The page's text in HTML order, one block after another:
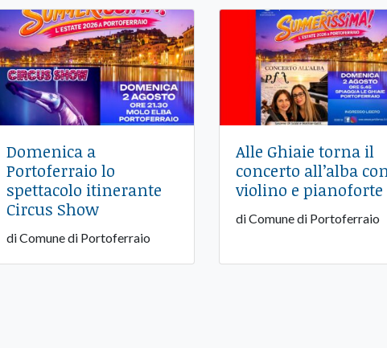
Domenica a
Portoferraio lo
spettacolo itinerante
Circus Show
di Comune di Portoferraio
Alle Ghiaie torna il
concerto all’alba
violino e pianoforte
di Comune di Portoferraio